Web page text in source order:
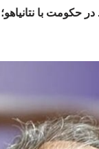
در حکومت با